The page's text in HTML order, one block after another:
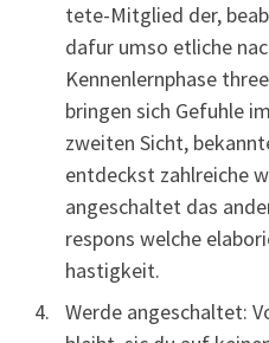
tete-Mitglied der,
dafur umso etliche
Kennenlernphase
bringen sich Gefuhle
zweiten Sicht,
entdeckst zahlreiche
angeschaltet das
respons welche
hastigkeit.
Werde angeschaltet: